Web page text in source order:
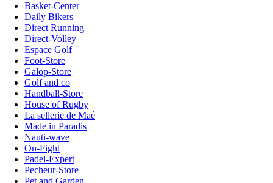
Basket-Center
Daily Bikers
Direct Running
Direct-Volley
Espace Golf
Foot-Store
Galop-Store
Golf and co
Handball-Store
House of Rugby
La sellerie de Maé
Made in Paradis
Nauti-wave
On-Fight
Padel-Expert
Pecheur-Store